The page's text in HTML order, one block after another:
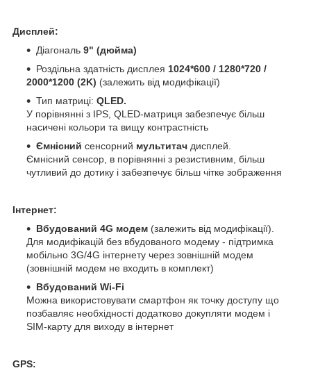
Дисплей:
Діагональ 9" (дюйма)
Роздільна здатність дисплея 1024*600 / 1280*720 /
2000*1200 (2K) (залежить від модифікації)
Тип матриці: QLED.
У порівнянні з IPS, QLED-матриця забезпечує більш
насичені кольори та вищу контрастність
Ємнісний сенсорний мультитач дисплей.
Ємнісний сенсор, в порівнянні з резистивним, більш
чутливий до дотику і забезпечує більш чітке зображення
Інтернет:
Вбудований 4G модем (залежить від модифікації).
Для модифікацій без вбудованого модему - підтримка
мобільно 3G/4G інтернету через зовнішній модем
(зовнішній модем не входить в комплект)
Вбудований Wi-Fi
Можна використовувати смартфон як точку доступу що
позбавляє необхідності додатково докупляти модем і
SIM-карту для виходу в інтернет
GPS: